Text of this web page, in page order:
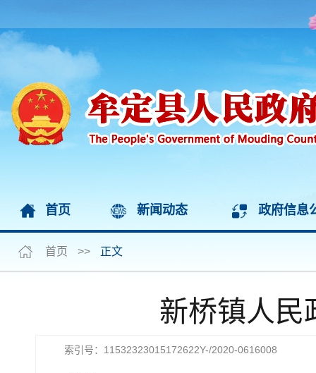
首页 新闻动态 政府信息
首页 >> 正文
新桥镇人民
索引号：11532323015172622Y-/2020-0616008